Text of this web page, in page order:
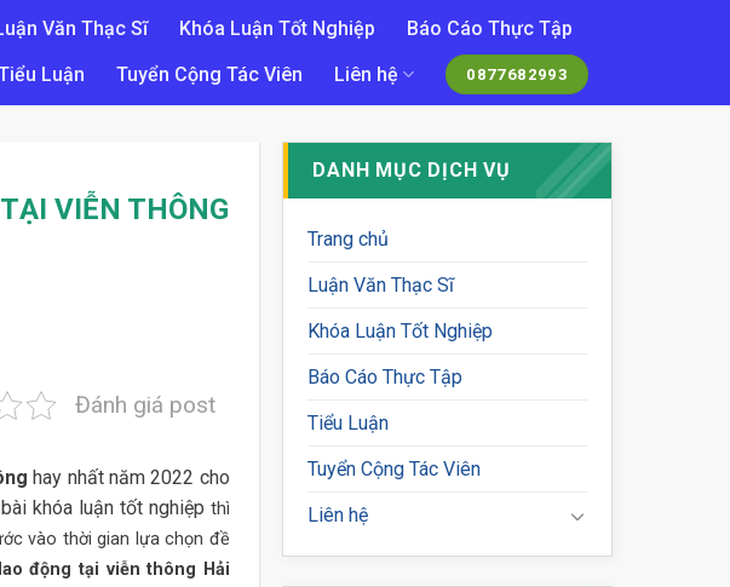
Văn Thạc Sĩ Khóa Luận Tốt Nghiệp
Báo Cáo Thực Tập
Luận
Tuyển Cộng Tác Viên Liên hệ 0877682993
VIỄN THÔNG
Đánh giá post
hay nhất năm 2022 cho
khóa luận tốt nghiệp thì
vào thời gian lựa chọn đề
động tại viễn thông Hải
DANH MỤC DỊCH VỤ
Trang chủ
Luận Văn Thạc Sĩ
Khóa Luận Tốt Nghiệp
Báo Cáo Thực Tập
Tiểu Luận
Tuyển Cộng Tác Viên
Liên hệ